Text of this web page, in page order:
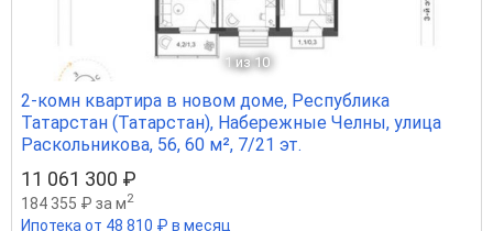
1 из 10
2-комн квартира в новом доме, Республика
Татарстан (Татарстан), Набережные Челны, улица
Раскольникова, 56, 60 м², 7/21 эт.
11 061 300 ₽
184 355 ₽ за м2
Ипотека от 48 810 ₽ в месяц